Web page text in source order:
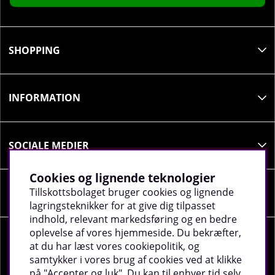
SHOPPING
INFORMATION
SOCIALE MEDIER
VIRKSOMHEDSOPLYSNINGER
Cookies og lignende teknologier
Tillskottsbolaget bruger cookies og lignende
lagringsteknikker for at give dig tilpasset
indhold, relevant markedsføring og en bedre
oplevelse af vores hjemmeside. Du bekræfter,
at du har læst vores cookiepolitik, og
samtykker i vores brug af cookies ved at klikke